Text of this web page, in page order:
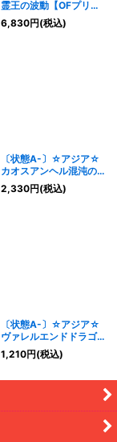
霊王の波動【OFプリズ
マティックシークレッ
ト】{アジアLOSP-
6,830円(税込)
〔状態A-〕☆アジア☆
カオスアンヘル混沌の双
翼【OFプリズマティッ
クシークレット】{アジ
2,330円(税込)
〔状態A-〕☆アジア☆
ヴァレルエンドドラゴン
【OFプリズマティック
シークレット】{アジア
1,210円(税込)